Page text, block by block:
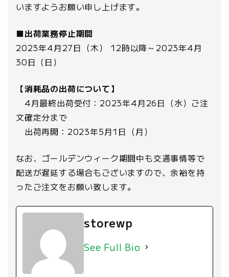
いますようお願い申し上げます。
■出荷業務停止期間
2023年4月27日（木） 12時以降～2023年4月
30日（日）
【消耗品の出荷について】
4月最終出荷受付：2023年4月26日（水）ご注
文確定分まで
出荷再開：2023年5月1日（月）
なお、ゴールデンウィーク期間中も交通事情等で
配送が遅延する場合もございますので、余裕を持
ったご注文をお願い致します。
storewp
See Full Bio